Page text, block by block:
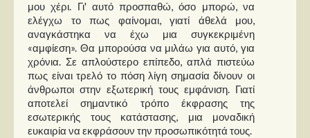
μου χέρι. Γι' αυτό προσπαθώ, όσο μπορώ, να
ελέγχω το πως φαίνομαι, γιατί άθελά μου,
αναγκάστηκα να έχω μια συγκεκριμένη
«αμφίεση». Θα μπορούσα να μιλάω για αυτό, για
χρόνια. Σε απλούστερο επίπεδο, απλά πιστεύω
πως είναι τρελό το πόση λίγη σημασία δίνουν οι
άνθρωποι στην εξωτερική τους εμφάνιση. Γιατί
αποτελεί σημαντικό τρόπο έκφρασης της
εσωτερικής τους κατάστασης, μια μοναδική
ευκαιρία να εκφράσουν την προσωπικότητά τους.